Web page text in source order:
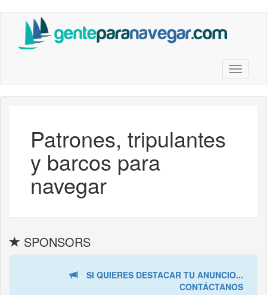
contenido
Toggle
Patrones, tripulantes
y barcos para
navegar
SPONSORS
SI QUIERES DESTACAR TU ANUNCIO...
CONTÁCTANOS